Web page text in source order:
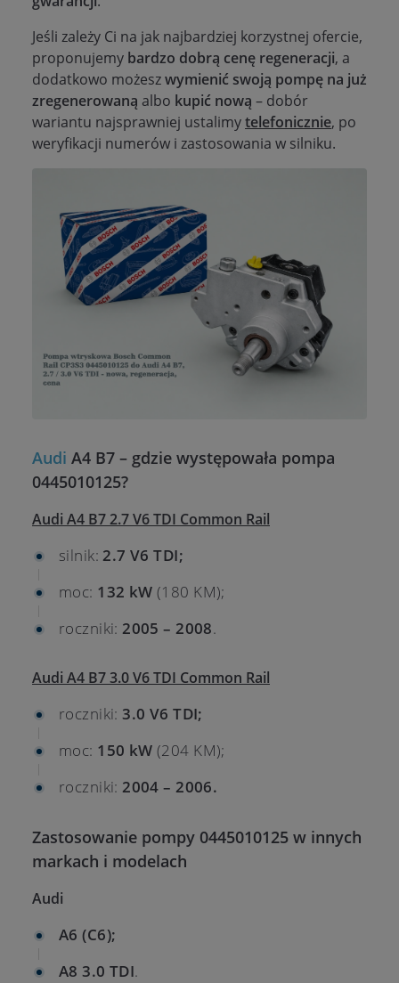
Jeśli zależy Ci na jak najbardziej korzystnej ofercie,
proponujemy bardzo dobrą cenę regeneracji, a
dodatkowo możeszwymienić swoją pompę na już
zregenerowaną albo kupić nową – dobór
wariantu najsprawniej ustalimytelefonicznie, po
weryfikacji numerów i zastosowania w silniku.
Audi A4 B7 – gdzie występowała pompa
0445010125?
Audi A4 B7 2.7 V6 TDI Common Rail
silnik: 2.7 V6 TDI;
moc: 132 kW(180 KM);
roczniki: 2005 – 2008.
Audi A4 B7 3.0 V6 TDI Common Rail
roczniki: 3.0 V6 TDI;
moc: 150 kW(204 KM);
roczniki: 2004 – 2006.
Zastosowanie pompy 0445010125 w innych
markach i modelach
Audi
A6 (C6);
A8 3.0 TDI.